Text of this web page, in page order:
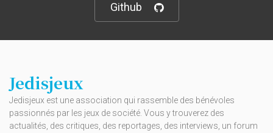
Github
Jedisjeux
Jedisjeux est une association qui rassemble des bénévoles
passionnés par les jeux de société. Vous y trouverez des
actualités, des critiques, des reportages, des interviews, un forum